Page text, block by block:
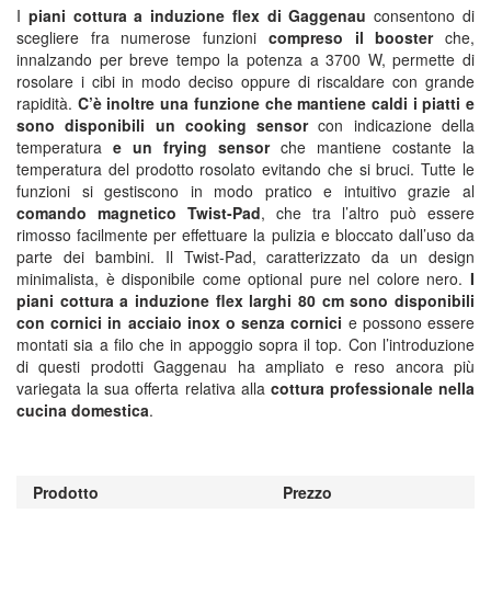
I piani cottura a induzione flex di Gaggenau consentono di
scegliere fra numerose funzioni compreso il boosterche,
innalzando per breve tempo la potenza a 3700 W, permette di
rosolare i cibi in modo deciso oppure di riscaldare con grande
rapidità. C’è inoltre una funzione che mantiene caldi i piatti e
sono disponibili un cooking sensorcon indicazione della
temperatura e un frying sensor che mantiene costante la
temperatura del prodotto rosolato evitando che si bruci. Tutte le
funzioni si gestiscono in modo pratico e intuitivo grazie al
comando magnetico Twist-Pad, che tra l’altro può essere
rimosso facilmente per effettuare la pulizia e bloccato dall’uso da
parte dei bambini. Il Twist-Pad, caratterizzato da un design
minimalista, è disponibile come optional pure nel colore nero. I
piani cottura a induzione flex larghi 80 cm sono disponibili
con cornici in acciaio inox o senza cornici e possono essere
montati sia a filo che in appoggio sopra il top. Con l’introduzione
di questi prodotti Gaggenau ha ampliato e reso ancora più
variegata la sua offerta relativa alla cottura professionale nella
cucina domestica.
Prodotto Prezzo